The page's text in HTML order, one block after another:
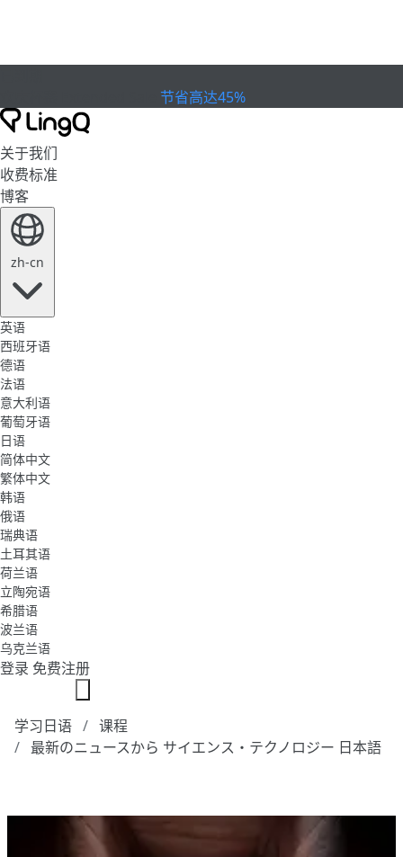
节省高达45%
关于我们
收费标准
博客
zh-cn
英语
西班牙语
德语
法语
意大利语
葡萄牙语
日语
简体中文
繁体中文
韩语
俄语
瑞典语
土耳其语
荷兰语
立陶宛语
希腊语
波兰语
乌克兰语
登录 免费注册
学习日语
课程
最新のニュースから サイエンス・テクノロジー 日本語